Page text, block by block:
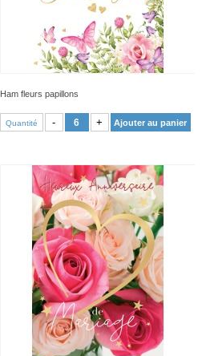
Ham fleurs papillons
Quantité - + Ajouter au panier